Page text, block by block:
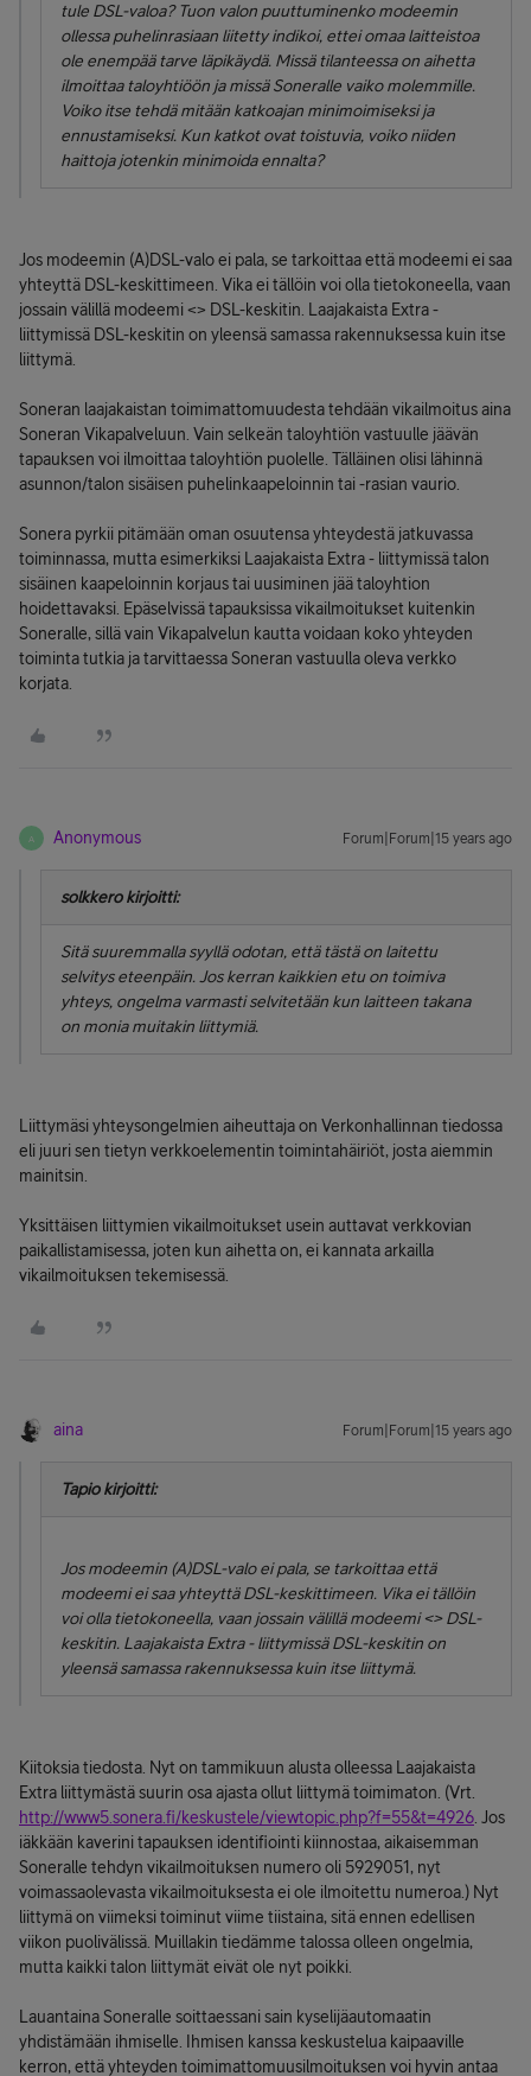
tule DSL-valoa? Tuon valon puuttuminenko modeemin
ollessa puhelinrasiaan liitetty indikoi, ettei omaa laitteistoa
ole enempää tarve läpikäydä. Missä tilanteessa on aihetta
ilmoittaa taloyhtiöön ja missä Soneralle vaiko molemmille.
Voiko itse tehdä mitään katkoajan minimoimiseksi ja
ennustamiseksi. Kun katkot ovat toistuvia, voiko niiden
haittoja jotenkin minimoida ennalta?
Jos modeemin (A)DSL-valo ei pala, se tarkoittaa että modeemi ei saa
yhteyttä DSL-keskittimeen. Vika ei tällöin voi olla tietokoneella, vaan
jossain välillä modeemi <> DSL-keskitin. Laajakaista Extra -
liittymissä DSL-keskitin on yleensä samassa rakennuksessa kuin itse
liittymä.
Soneran laajakaistan toimimattomuudesta tehdään vikailmoitus aina
Soneran Vikapalveluun. Vain selkeän taloyhtiön vastuulle jäävän
tapauksen voi ilmoittaa taloyhtiön puolelle. Tälläinen olisi lähinnä
asunnon/talon sisäisen puhelinkaapeloinnin tai -rasian vaurio.
Sonera pyrkii pitämään oman osuutensa yhteydestä jatkuvassa
toiminnassa, mutta esimerkiksi Laajakaista Extra - liittymissä talon
sisäinen kaapeloinnin korjaus tai uusiminen jää taloyhtion
hoidettavaksi. Epäselvissä tapauksissa vikailmoitukset kuitenkin
Soneralle, sillä vain Vikapalvelun kautta voidaan koko yhteyden
toiminta tutkia ja tarvittaessa Soneran vastuulla oleva verkko
korjata.
A Anonymous Forum|Forum|15 years ago
solkkero kirjoitti:
Sitä suuremmalla syyllä odotan, että tästä on laitettu
selvitys eteenpäin. Jos kerran kaikkien etu on toimiva
yhteys, ongelma varmasti selvitetään kun laitteen takana
on monia muitakin liittymiä.
Liittymäsi yhteysongelmien aiheuttaja on Verkonhallinnan tiedossa
eli juuri sen tietyn verkkoelementin toimintahäiriöt, josta aiemmin
mainitsin.
Yksittäisen liittymien vikailmoitukset usein auttavat verkkovian
paikallistamisessa, joten kun aihetta on, ei kannata arkailla
vikailmoituksen tekemisessä.
aina Forum|Forum|15 years ago
Tapio kirjoitti:
Jos modeemin (A)DSL-valo ei pala, se tarkoittaa että
modeemi ei saa yhteyttä DSL-keskittimeen. Vika ei tällöin
voi olla tietokoneella, vaan jossain välillä modeemi <> DSL-
keskitin. Laajakaista Extra - liittymissä DSL-keskitin on
yleensä samassa rakennuksessa kuin itse liittymä.
Kiitoksia tiedosta. Nyt on tammikuun alusta olleessa Laajakaista
Extra liittymästä suurin osa ajasta ollut liittymä toimimaton. (Vrt.
http://www5.sonera.fi/keskustele/viewtopic.php?f=55&t=4926 . Jos
iäkkään kaverini tapauksen identifiointi kiinnostaa, aikaisemman
Soneralle tehdyn vikailmoituksen numero oli 5929051, nyt
voimassaolevasta vikailmoituksesta ei ole ilmoitettu numeroa.) Nyt
liittymä on viimeksi toiminut viime tiistaina, sitä ennen edellisen
viikon puolivälissä. Muillakin tiedämme talossa olleen ongelmia,
mutta kaikki talon liittymät eivät ole nyt poikki.
Lauantaina Soneralle soittaessani sain kyselijäautomaatin
yhdistämään ihmiselle. Ihmisen kanssa keskustelua kaipaaville
kerron, että yhteyden toimimattomuusilmoituksen voi hyvin antaa